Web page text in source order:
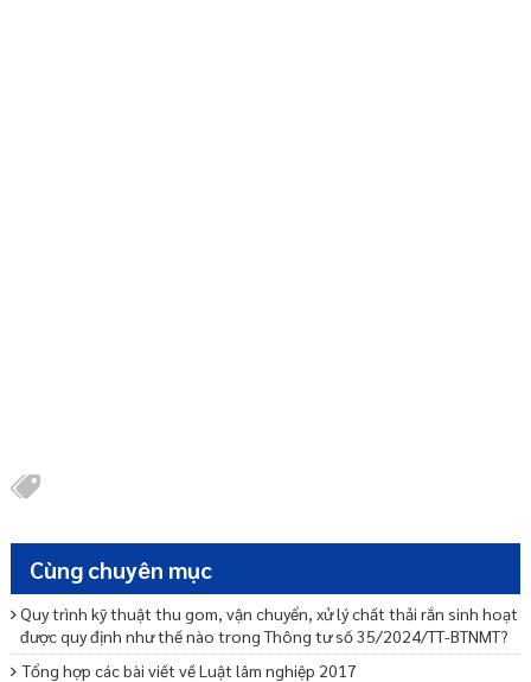
Cùng chuyên mục
Quy trình kỹ thuật thu gom, vận chuyển, xử lý chất thải rắn sinh hoạt
được quy định như thế nào trong Thông tư số 35/2024/TT-BTNMT?
Tổng hợp các bài viết về Luật lâm nghiệp 2017